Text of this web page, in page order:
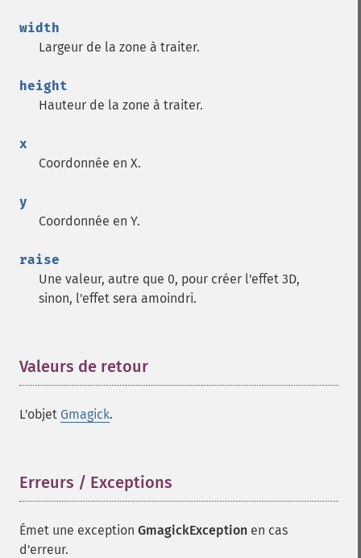
width
Largeur de la zone à traiter.
height
Hauteur de la zone à traiter.
x
Coordonnée en X.
y
Coordonnée en Y.
raise
Une valeur, autre que 0, pour créer l'effet 3D,
sinon, l'effet sera amoindri.
Valeurs de retour
L'objet Gmagick.
Erreurs / Exceptions
Émet une exception GmagickException en cas
d'erreur.